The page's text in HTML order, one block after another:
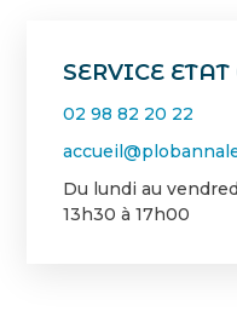
SERVICE
02 98 82 20 22
Du lundi au
13h30 à 17h00